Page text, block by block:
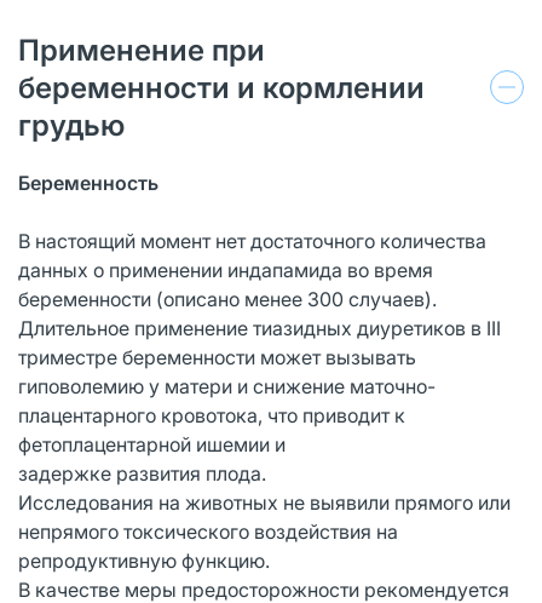
Применение при
беременности и кормлении
грудью
Беременность
В настоящий момент нет достаточного количества
данных о применении индапамида во время
беременности (описано менее 300 случаев).
Длительное применение тиазидных диуретиков в III
триместре беременности может вызывать
гиповолемию у матери и снижение маточно-
плацентарного кровотока, что приводит к
фетоплацентарной ишемии и
задержке развития плода.
Исследования на животных не выявили прямого или
непрямого токсического воздействия на
репродуктивную функцию.
В качестве меры предосторожности рекомендуется